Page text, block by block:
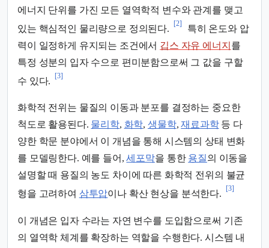
에너지 단위를 가진 모든 열역학적 변수와 관계를 맺고
있는 핵심적인 물리량으로 정의된다.
[2]
특히 온도와 압
력이 일정하게 유지되는 조건에서 깁스 자유 에너지 를
특정 성분의 입자 수으로 편미분함으로써 그 값을 구할
수 있다.
[3]
화학적 전위는 물질의 이동과 분포를 결정하는 중요한
척도로 활용된다. 물리학, 화학, 생물학,재료과학등 다
양한 학문 분야에서 이 개념을 통해 시스템의 상태 변화
를 모델링한다. 예를 들어,세포막을 통한 용질의 이동을
설명할 때 용질의 농도 차이에 따른 화학적 전위의 불균
형을 고려하여 삼투압이나 확산 현상을 분석한다.
[3]
이 개념은 입자 수라는 자연 변수를 도입함으로써 기존
의 열역학 체계를 확장하는 역할을 수행한다. 시스템 내